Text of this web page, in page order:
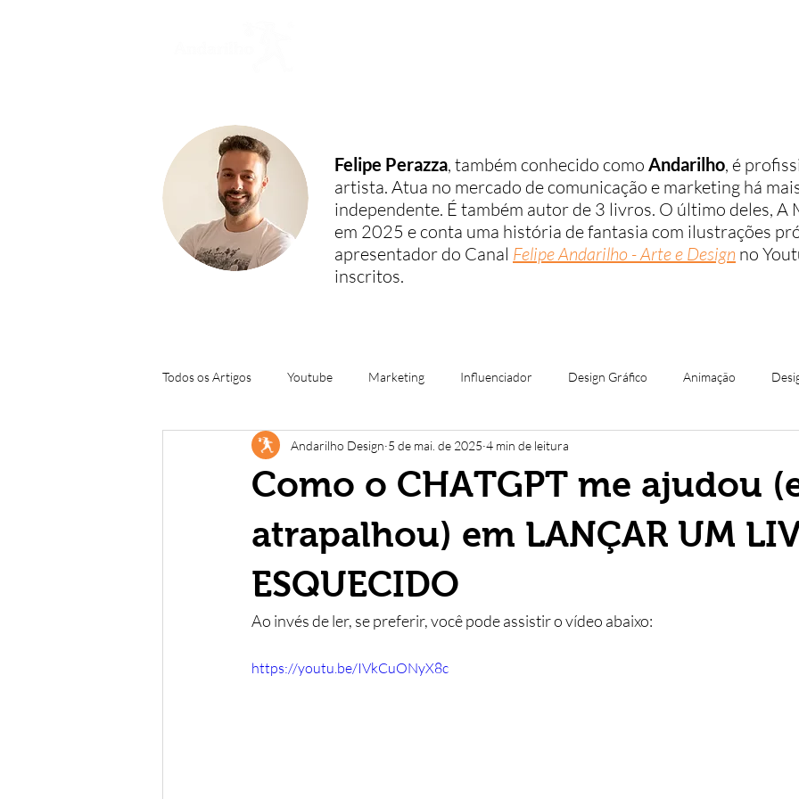
Felipe Perazza, também conhecido como Andarilho, é
artista. Atua no mercado de comunicação e marketing há
independente. É também autor de 3 livros. O último deles, A
em 2025 e conta uma história de fantasia com ilustrações
apresentador do Canal Felipe Andarilho - Arte e Design no
inscritos.
Todos os Artigos Youtube Marketing Influenciador Design Gráfico Animação
Relacionamento Branding Marca Logotipo Produto
Webdesign Web Design Entrevista Site Marketing
Edição Audiovisual Faculdade
Como o CHATGPT me ajudou
atrapalhou) em LANÇAR UM
ESQUECIDO
Andarilho Design 5 de mai. de 2025 4 min de leitura
Ao invés de ler, se preferir, você pode assistir o vídeo abaixo:
https://youtu.be/IVkCuONyX8c